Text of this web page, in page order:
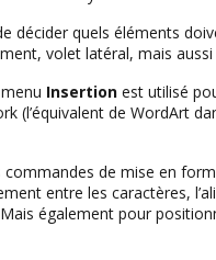
décider quels éléments
volet latéral, mais
Insertion est utilisé
(l’équivalent de WordArt
de mise en
entre les caractères,
également pour